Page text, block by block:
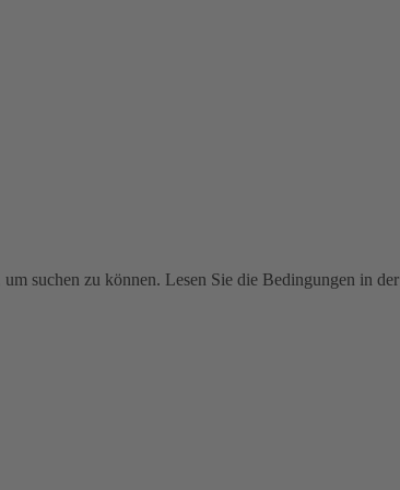
suchen zu können. Lesen Sie die Bedingungen in der